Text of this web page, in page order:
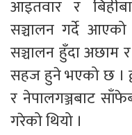
आइतवार र
सञ्चालन गर्दे
सञ्चालन हुँदा अछाम र
सहज हुने भएको छ ।
र नेपालगञ्जबाट
गरेको थियो ।